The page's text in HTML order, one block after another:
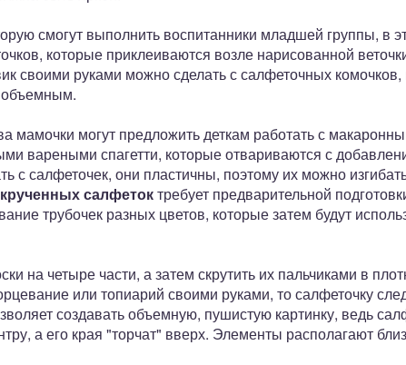
смогут выполнить воспитанники младшей группы, в
которые приклеиваются возле нарисованной
своими руками можно сделать с салфеточных комочков,
объемным.
мамочки могут предложить деткам работать с
вареными спагетти, которые отвариваются с
с салфеточек, они пластичны, поэтому их можно
салфетоктребует предварительной
трубочек разных цветов, которые затем будут
на четыре части, а затем скрутить их пальчиками в
или топиарий своими руками, то салфеточку
создавать объемную, пушистую картинку, ведь
а его края "торчат" вверх. Элементы располагают